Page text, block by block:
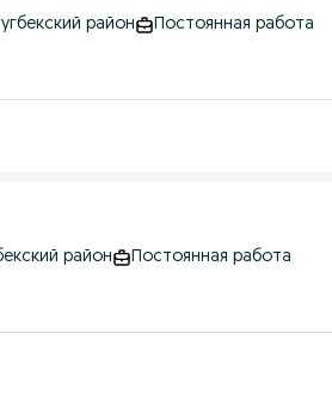
район
Постоянная работа
район
Постоянная работа